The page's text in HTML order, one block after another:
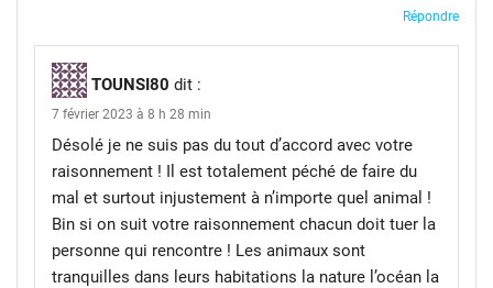
Répondre
TOUNSI80 dit :
7 février 2023 à 8 h 28 min
Désolé je ne suis pas du tout d’accord avec votre
raisonnement ! Il est totalement péché de faire du
mal et surtout injustement à n’importe quel animal !
Bin si on suit votre raisonnement chacun doit tuer la
personne qui rencontre ! Les animaux sont
tranquilles dans leurs habitations la nature l’océan la